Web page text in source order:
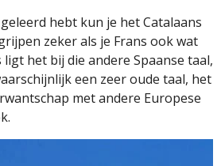
hebt kun je het Catalaans
zeker als je Frans ook wat
het bij die andere Spaanse taal,
een zeer oude taal, het
met andere Europese